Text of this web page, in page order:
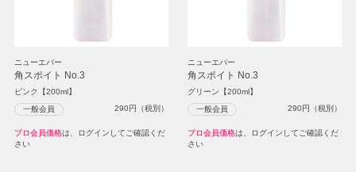
ニューエバー
角スポイト No.3
ピンク【200ml】
一般会員 290円（税別）
プロ会員価格は、ログインしてご確認くだ
さい
ニューエバー
角スポイト No.3
グリーン【200ml】
一般会員 290円（税別）
プロ会員価格は、ログインしてご確認くだ
さい